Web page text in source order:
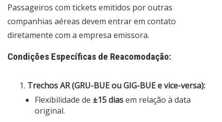
Passageiros com tickets emitidos por outras
companhias aéreas devem entrar em contato
diretamente com a empresa emissora.
Condições Específicas de Reacomodação:
Trechos AR (GRU-BUE ou GIG-BUE e vice-versa):
Flexibilidade de ±15 diasem relação à data
original.